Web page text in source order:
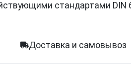
стандартами DIN
Доставка и самовывоз